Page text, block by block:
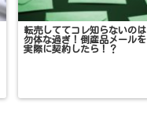
転売しててコレ知らないのは
勿体な過ぎ！倒産品メールを
実際に契約したら！？